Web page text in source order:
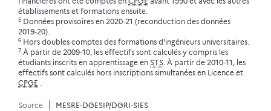
établissements et formations ensuite.
5 Données provisoires en 2020‑21 (reconduction des données
2019‑20).
6 Hors doubles comptes des formations d'ingénieurs universitaires.
7 À partir de 2009‑10, les effectifs sont calculés y compris les
étudiants inscrits en apprentissage en STS. À partir de 2010‑11, les
effectifs sont calculés hors inscriptions simultanées en Licence et
CPGE .
Source MESRE-DGESIP/DGRI-SIES